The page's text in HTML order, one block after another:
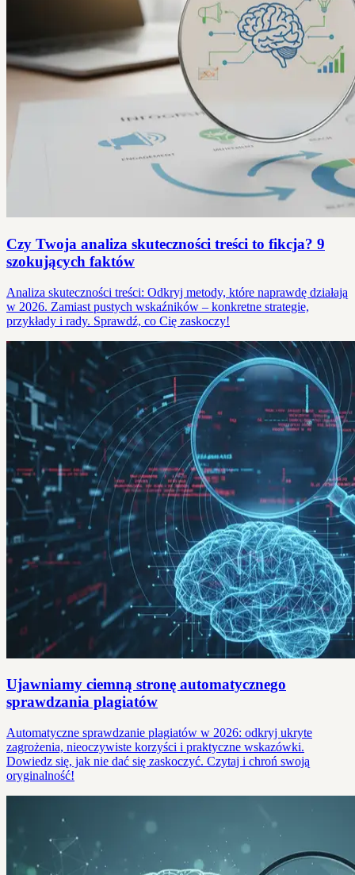
Czy Twoja analiza skuteczności treści to fikcja? 9
szokujących faktów
Analiza skuteczności treści: Odkryj metody, które naprawdę działają
w 2026. Zamiast pustych wskaźników – konkretne strategie,
przykłady i rady. Sprawdź, co Cię zaskoczy!
Ujawniamy ciemną stronę automatycznego
sprawdzania plagiatów
Automatyczne sprawdzanie plagiatów w 2026: odkryj ukryte
zagrożenia, nieoczywiste korzyści i praktyczne wskazówki.
Dowiedz się, jak nie dać się zaskoczyć. Czytaj i chroń swoją
oryginalność!